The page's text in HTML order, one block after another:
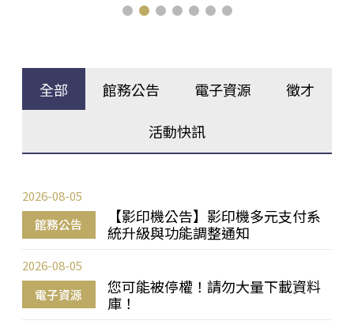
全部 館務公告 電子資源 徵才
活動快訊
館務公告
【影印機公告】影印機多元支付系
統升級與功能調整通知
2026-08-05
電子資源
您可能被停權！請勿大量下載資料
庫！
2026-08-05